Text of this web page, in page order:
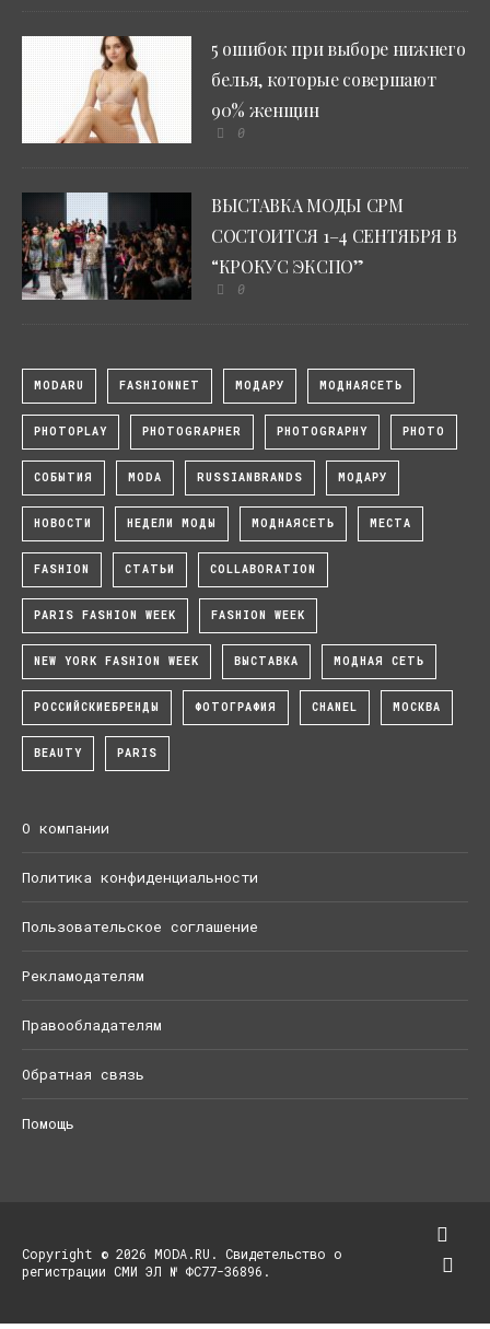
5 ошибок при выборе нижнего
белья, которые совершают
90% женщин
0
ВЫСТАВКА МОДЫ CPM
СОСТОИТСЯ 1–4 СЕНТЯБРЯ В
“КРОКУС ЭКСПО”
0
MODARU FASHIONNET МОДАРУ МОДНАЯСЕТЬ
PHOTOPLAY PHOTOGRAPHER PHOTOGRAPHY PHOTO
СОБЫТИЯ MODA RUSSIANBRANDS МОДАРУ
НОВОСТИ НЕДЕЛИ МОДЫ МОДНАЯСЕТЬ МЕСТА
FASHION СТАТЬИ COLLABORATION
PARIS FASHION WEEK FASHION WEEK
NEW YORK FASHION WEEK ВЫСТАВКА МОДНАЯ СЕТЬ
РОССИЙСКИЕБРЕНДЫ ФОТОГРАФИЯ CHANEL МОСКВА
BEAUTY PARIS
О компании
Политика конфиденциальности
Пользовательское соглашение
Рекламодателям
Правообладателям
Обратная связь
Помощь
Copyright © 2026 MODA.RU. Свидетельство о
регистрации СМИ ЭЛ № ФС77-36896.